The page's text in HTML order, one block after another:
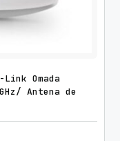
Omada
Antena de